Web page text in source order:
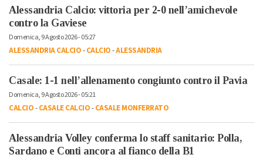
Alessandria Calcio: vittoria per 2-0 nell’amichevole
contro la Gaviese
Domenica, 9 Agosto 2026 - 05:27
ALESSANDRIA CALCIO-CALCIO-ALESSANDRIA
Casale: 1-1 nell’allenamento congiunto contro il Pavia
Domenica, 9 Agosto 2026 - 05:21
CALCIO-CASALE CALCIO-CASALE MONFERRATO
Alessandria Volley conferma lo staff sanitario: Polla,
Sardano e Conti ancora al fianco della B1